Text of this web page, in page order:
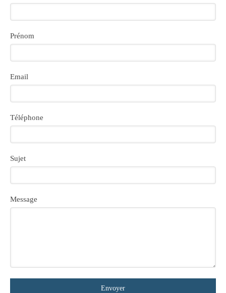
Prénom
Email
Téléphone
Sujet
Message
Envoyer